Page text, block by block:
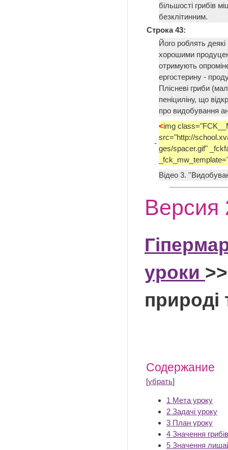
більшості грибів
безклітинним.
Строка 43:
Його роблять
хорошими
отримують
ергостерину -
Плісневі гриби
пеніциліну, що
про видобування
-
<img
src="http://
ges/spacer.gif"
Відео 3.
Версия
уроки
природі
Содержание
[убрать]
1 Мета уроку
2 Задачі уроку
3 План уроку
4 Значення грибів
5 Значення